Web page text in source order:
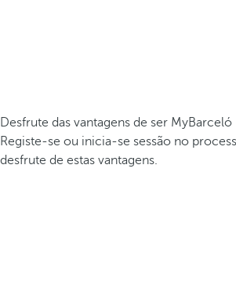
Desfrute das vantagens de ser MyBarceló
Registe-se ou inicia-se sessão no
desfrute de estas vantagens.